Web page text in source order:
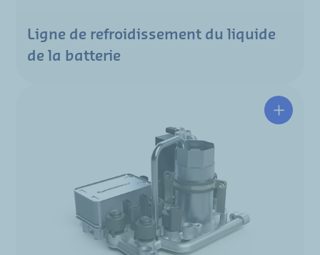
Ligne de refroidissement du liquide
de la batterie